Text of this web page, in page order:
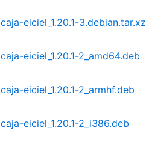
caja-eiciel_1.20.1-3.debian.tar.xz
caja-eiciel_1.20.1-2_amd64.deb
caja-eiciel_1.20.1-2_armhf.deb
caja-eiciel_1.20.1-2_i386.deb